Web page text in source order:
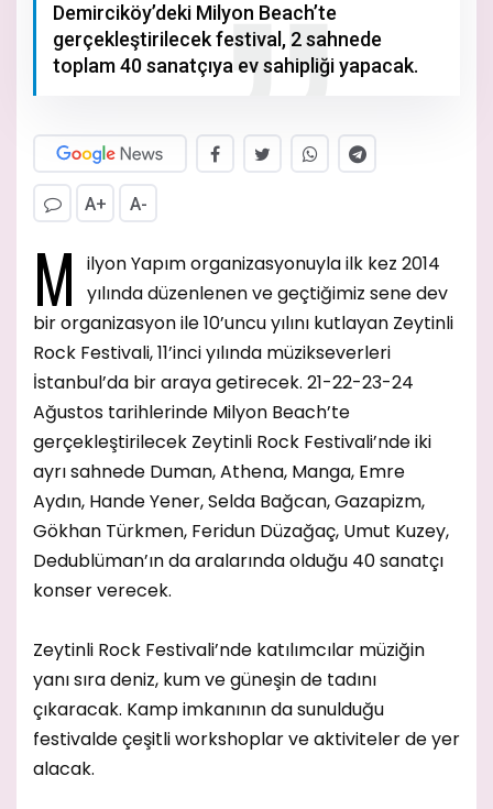
Demirciköy’deki Milyon Beach’te
gerçekleştirilecek festival, 2 sahnede
toplam 40 sanatçıya ev sahipliği yapacak.
A+ A-
M
ilyon Yapım organizasyonuyla ilk kez 2014
yılında düzenlenen ve geçtiğimiz sene dev
bir organizasyon ile 10’uncu yılını kutlayan Zeytinli
Rock Festivali, 11’inci yılında müzikseverleri
İstanbul’da bir araya getirecek. 21-22-23-24
Ağustos tarihlerinde Milyon Beach’te
gerçekleştirilecek Zeytinli Rock Festivali’nde iki
ayrı sahnede Duman, Athena, Manga, Emre
Aydın, Hande Yener, Selda Bağcan, Gazapizm,
Gökhan Türkmen, Feridun Düzağaç, Umut Kuzey,
Dedublüman’ın da aralarında olduğu 40 sanatçı
konser verecek.
Zeytinli Rock Festivali’nde katılımcılar müziğin
yanı sıra deniz, kum ve güneşin de tadını
çıkaracak. Kamp imkanının da sunulduğu
festivalde çeşitli workshoplar ve aktiviteler de yer
alacak.